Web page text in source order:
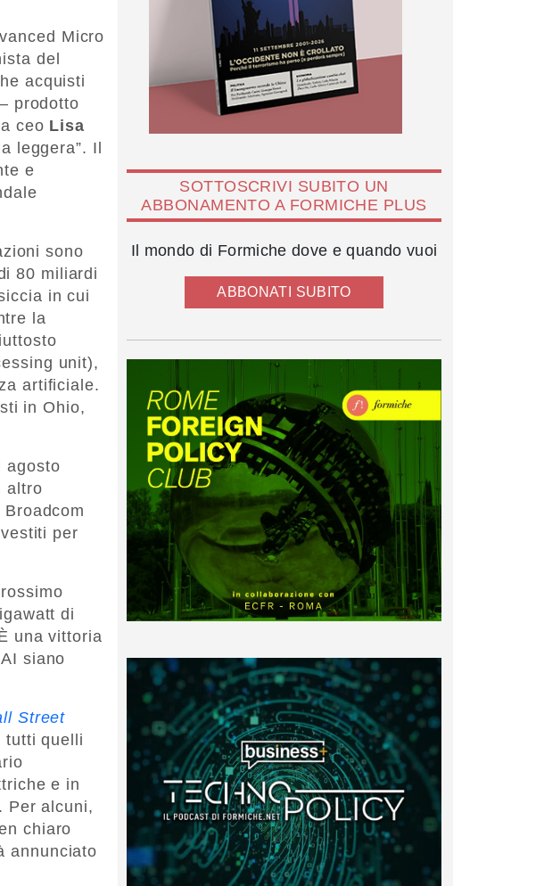
Micro
del
acquisti
prodotto
ceo Lisa
leggera”. Il
e
sono
80 miliardi
in cui
la
unit),
artificiale.
in Ohio,
agosto
altro
per
di
una vittoria
siano
Street
tutti quelli
e in
Per alcuni,
chiaro
annunciato
SOTTOSCRIVI SUBITO UN
ABBONAMENTO A FORMICHE PLUS
Il mondo di Formiche dove e quando vuoi
ABBONATI SUBITO